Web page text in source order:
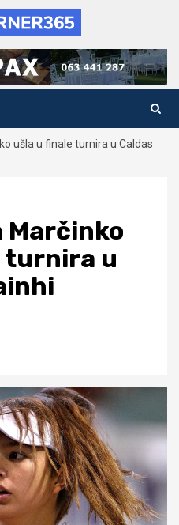
ušla u finale turnira u Caldas
Marčinko
turnira u